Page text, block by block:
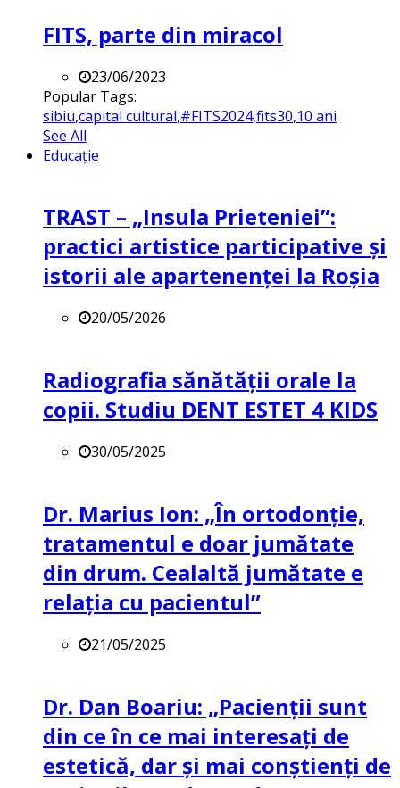
FITS, parte din miracol
23/06/2023
Popular Tags:
sibiu,capital cultural,#FITS2024,fits30,10 ani
See All
Educație
TRAST – „Insula Prieteniei”:
practici artistice participative și
istorii ale apartenenței la Roșia
20/05/2026
Radiografia sănătății orale la
copii. Studiu DENT ESTET 4 KIDS
30/05/2025
Dr. Marius Ion: „În ortodonție,
tratamentul e doar jumătate
din drum. Cealaltă jumătate e
relația cu pacientul”
21/05/2025
Dr. Dan Boariu: „Pacienții sunt
din ce în ce mai interesați de
estetică, dar și mai conștienți de